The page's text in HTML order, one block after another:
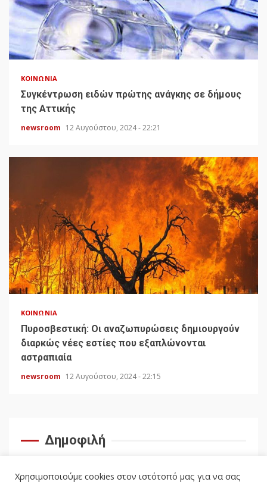
ΚΟΙΝΩΝΊΑ
Συγκέντρωση ειδών πρώτης ανάγκης σε δήμους
της Αττικής
newsroom 12 Αυγούστου, 2024 - 22:21
ΚΟΙΝΩΝΊΑ
Πυροσβεστική: Οι αναζωπυρώσεις δημιουργούν
διαρκώς νέες εστίες που εξαπλώνονται
αστραπιαία
newsroom 12 Αυγούστου, 2024 - 22:15
Δημοφιλή
Χρησιμοποιούμε cookies στον ιστότοπό μας για να σας